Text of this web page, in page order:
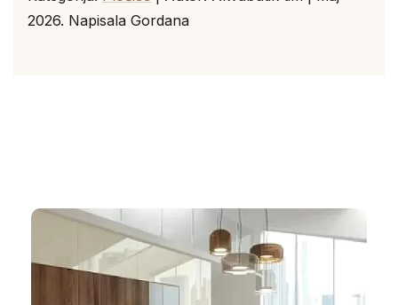
2026. Napisala Gordana